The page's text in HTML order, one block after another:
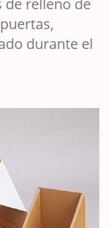
relleno de
durante el